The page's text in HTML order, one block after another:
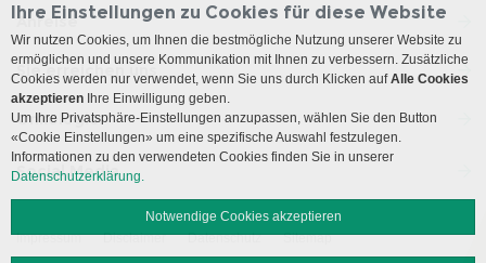
Anreise
Sie erreichen uns
Onkologie
Social Media
Impressum Disclaimer Datenschutz Sitemap
Ihre Einstellungen zu Cookies für diese Website
Wir nutzen Cookies, um Ihnen die bestmögliche Nutzung unserer Website zu
ermöglichen und unsere Kommunikation mit Ihnen zu verbessern. Zusätzliche
Cookies werden nur verwendet, wenn Sie uns durch Klicken aufAlle Cookies
akzeptieren Ihre Einwilligung geben.
Um Ihre Privatsphäre-Einstellungen anzupassen, wählen Sie den Button
«Cookie Einstellungen» um eine spezifische Auswahl festzulegen.
Informationen zu den verwendeten Cookies finden Sie in unserer
Datenschutzerklärung.
Notwendige Cookies akzeptieren